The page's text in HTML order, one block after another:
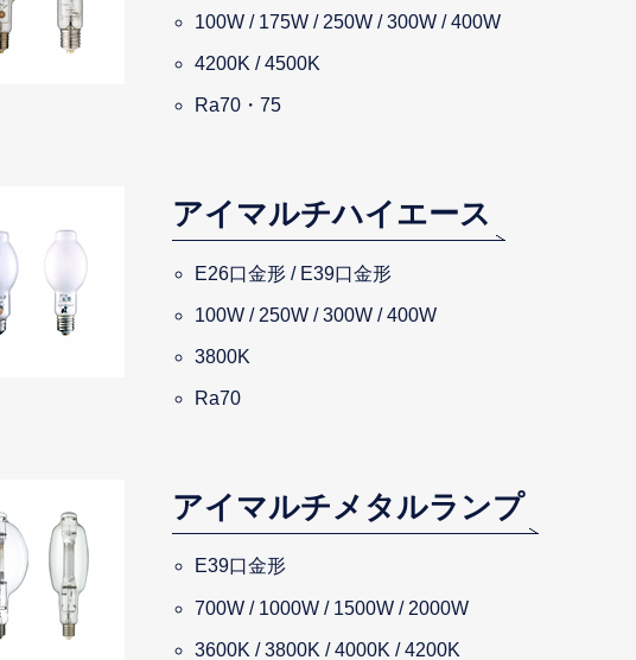
100W / 175W / 250W / 300W / 400W
4200K / 4500K
Ra70・75
アイマルチハイエース
E26口金形 / E39口金形
100W / 250W / 300W / 400W
3800K
Ra70
アイマルチメタルランプ
E39口金形
700W / 1000W / 1500W / 2000W
3600K / 3800K / 4000K / 4200K